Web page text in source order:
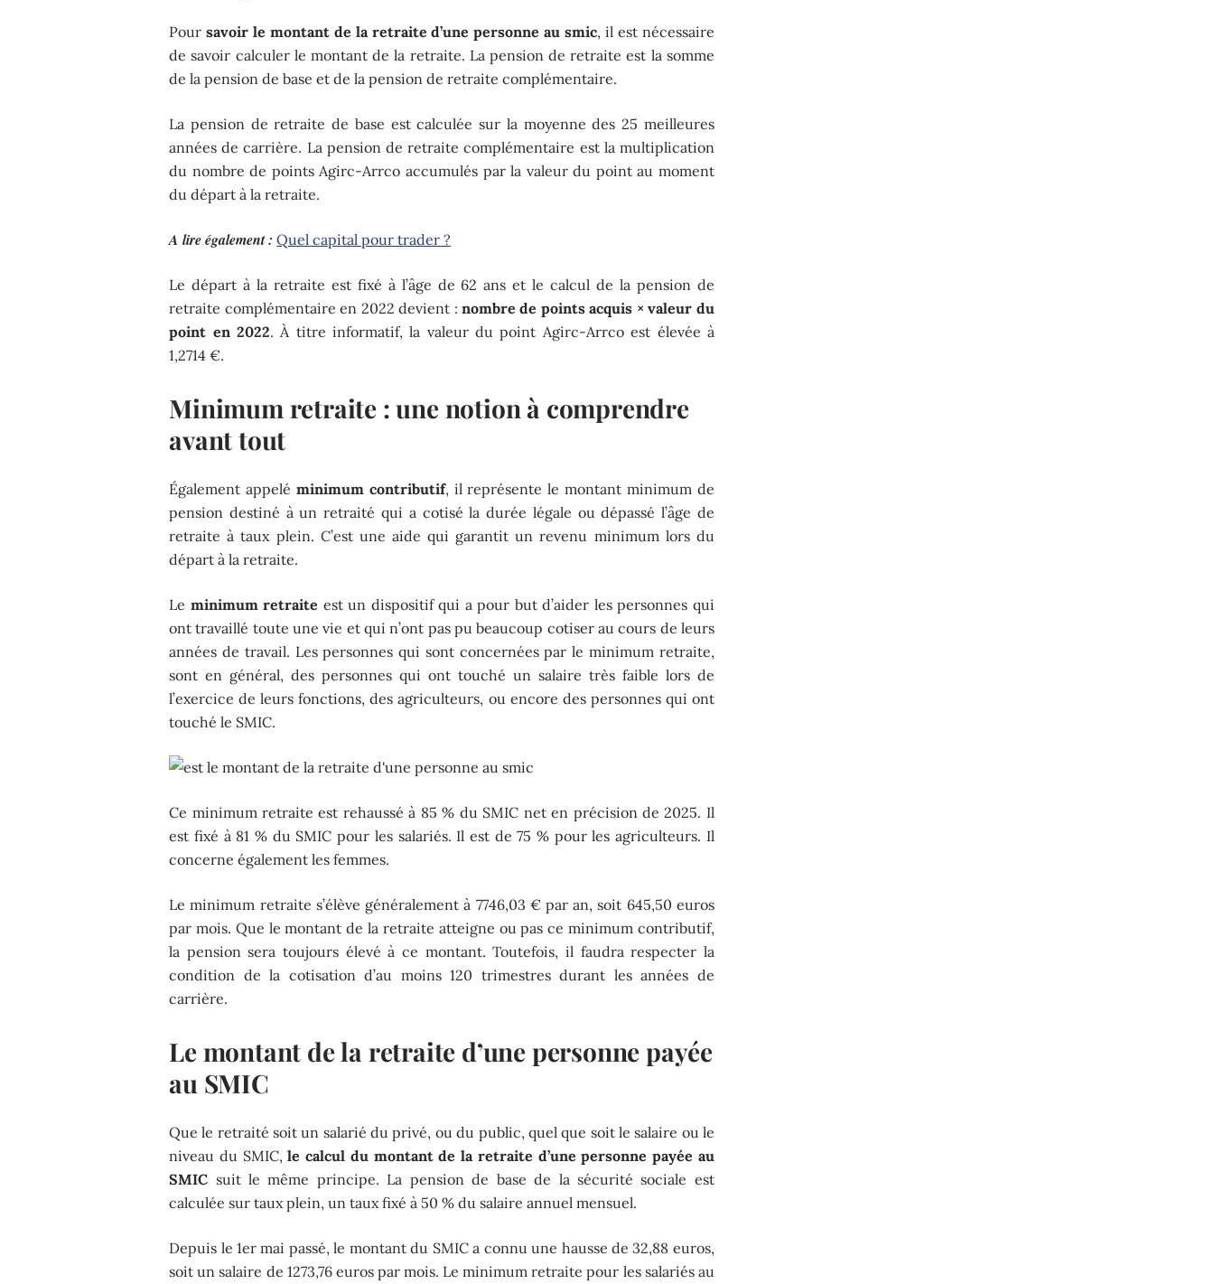
Poursavoir le montant de la retraite d’une personne au smic, il est nécessaire
de savoir calculer le montant de la retraite. La pension de retraite est la somme
de la pension de base et de la pension de retraite complémentaire.
La pension de retraite de base est calculée sur la moyenne des 25 meilleures
années de carrière. La pension de retraite complémentaire est la multiplication
du nombre de points Agirc-Arrco accumulés par la valeur du point au moment
du départ à la retraite.
A lire également : Quel capital pour trader ?
Le départ à la retraite est fixé à l’âge de 62 ans et le calcul de la pension de
retraite complémentaire en 2022 devient : nombre de points acquis × valeur du
point en 2022. À titre informatif, la valeur du point Agirc-Arrco est élevée à
1,2714 €.
Minimum retraite : une notion à comprendre
avant tout
Également appelé minimum contributif, il représente le montant minimum de
pension destiné à un retraité qui a cotisé la durée légale ou dépassé l’âge de
retraite à taux plein. C’est une aide qui garantit un revenu minimum lors du
départ à la retraite.
Le minimum retraite est un dispositif qui a pour but d’aider les personnes qui
ont travaillé toute une vie et qui n’ont pas pu beaucoup cotiser au cours de leurs
années de travail. Les personnes qui sont concernées par le minimum retraite,
sont en général, des personnes qui ont touché un salaire très faible lors de
l’exercice de leurs fonctions, des agriculteurs, ou encore des personnes qui ont
touché le SMIC.
Ce minimum retraite est rehaussé à 85 % du SMIC net en précision de 2025. Il
est fixé à 81 % du SMIC pour les salariés. Il est de 75 % pour les agriculteurs. Il
concerne également les femmes.
Le minimum retraite s’élève généralement à 7746,03 € par an, soit 645,50 euros
par mois. Que le montant de la retraite atteigne ou pas ce minimum contributif,
la pension sera toujours élevé à ce montant. Toutefois, il faudra respecter la
condition de la cotisation d’au moins 120 trimestres durant les années de
carrière.
Le montant de la retraite d’une personne payée
au SMIC
Que le retraité soit un salarié du privé, ou du public, quel que soit le salaire ou le
niveau du SMIC,le calcul du montant de la retraite d’une personne payée au
SMIC suit le même principe. La pension de base de la sécurité sociale est
calculée sur taux plein, un taux fixé à 50 % du salaire annuel mensuel.
Depuis le 1er mai passé, le montant du SMIC a connu une hausse de 32,88 euros,
soit un salaire de 1273,76 euros par mois. Le minimum retraite pour les salariés au